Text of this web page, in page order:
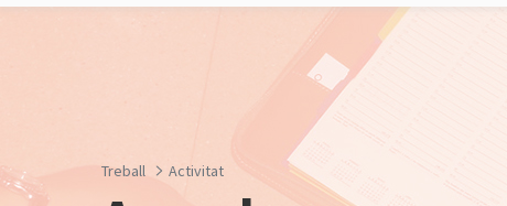
Treball Activitat